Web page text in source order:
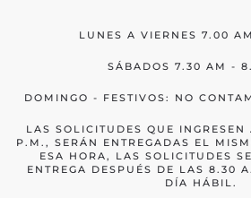
LUNES A VIERNES 7.00
SÁBADOS 7.30 AM -
DOMINGO - FESTIVOS: NO
LAS SOLICITUDES QUE
P.M., SERÁN ENTREGADAS EL
ESA HORA, LAS SOLICITUDES
ENTREGA DESPUÉS DE LAS 8.30
DÍA HÁBIL.